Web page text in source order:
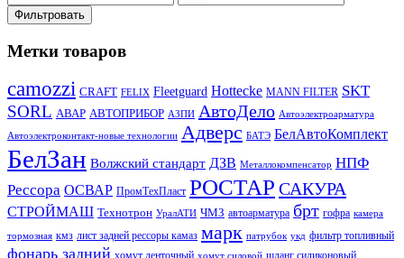
Фильтровать
Метки товаров
camozzi CRAFT FELIX Fleetguard Hottecke MANN FILTER SKT
SORL АВАР АВТОПРИБОР АЗПИ АвтоДело Автоэлектроарматура
Автоэлектроконтакт-новые технологии Адверс БАТЭ БелАвтоКомплект
БелЗан Волжский стандарт ДЗВ Металлокомпенсатор НПФ
Рессора ОСВАР ПромТехПласт РОСТАР САКУРА
СТРОЙМАШ Технотрон УралАТИ ЧМЗ автоарматура брт гофра камера
тормозная кмз лист задней рессоры камаз марк патрубок укд фильтр топливный
фонарь задний